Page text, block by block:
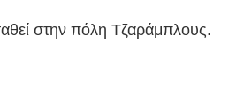
στην πόλη Τζαράμπλους.